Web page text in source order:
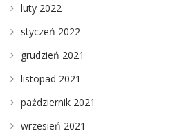
luty 2022
styczeń 2022
grudzień 2021
listopad 2021
październik 2021
wrzesień 2021